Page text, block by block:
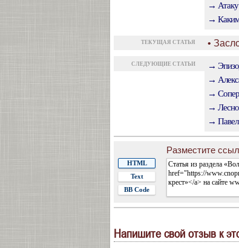
→ Атаку
→ Каким
ТЕКУЩАЯ СТАТЬЯ •
СЛЕДУЮЩИЕ СТАТЬИ
→
→
→
→
→ Павел
Разместите
HTML
Text
BB Code
Напишите свой отзыв к